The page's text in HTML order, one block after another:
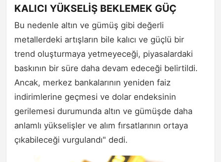
KALICI YÜKSELİŞ BEKLEMEK GÜÇ
Bu nedenle altın ve gümüş gibi değerli
metallerdeki artışların bile kalıcı ve güçlü bir
trend oluşturmaya yetmeyeceği, piyasalardaki
baskının bir süre daha devam edeceği belirtildi.
Ancak, merkez bankalarının yeniden faiz
indirimlerine geçmesi ve dolar endeksinin
gerilemesi durumunda altın ve gümüşde daha
anlamlı yükselişler ve alım fırsatlarının ortaya
çıkabileceği vurgulandı" dedi.